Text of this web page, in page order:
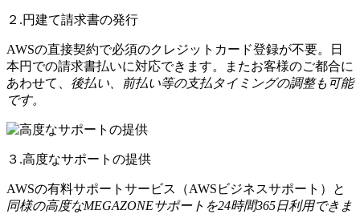
２.円建て請求書の発行
AWSの直接契約で必須のクレジットカード登録が不要。日
本円での請求書払いに対応できます。またお客様のご都合に
あわせて、 後払い、前払い等の支払タイミングの調整も可能
です。
３.高度なサポートの提供
AWSの有料サポートサービス（AWSビジネスサポート）と
同様の高度なMEGAZONEサポートを24時間365日利用できま